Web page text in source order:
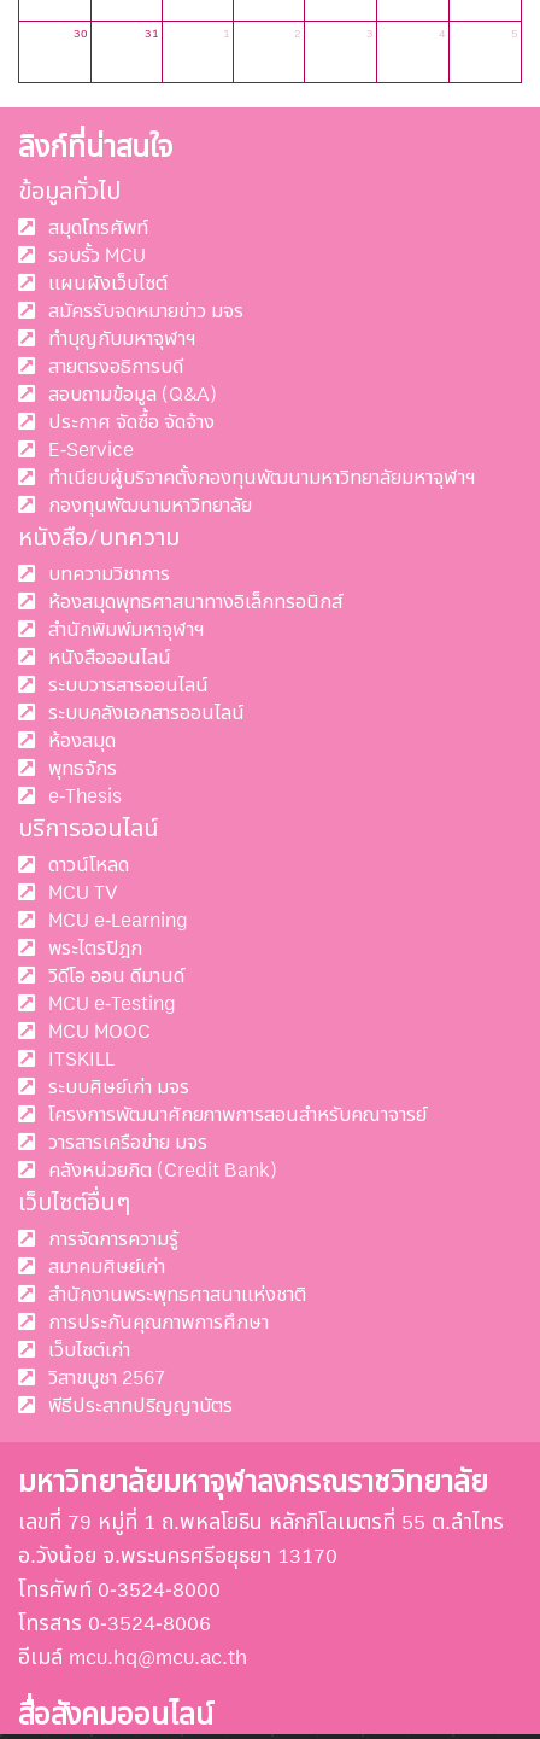
30 31 1 2 3 4 5
ลิงก์ที่น่าสนใจ
ข้อมูลทั่วไป
สมุดโทรศัพท์
รอบรั้ว MCU
แผนผังเว็บไซต์
สมัครรับจดหมายข่าว มจร
ทำบุญกับมหาจุฬาฯ
สายตรงอธิการบดี
สอบถามข้อมูล (Q&A)
ประกาศ จัดซื้อ จัดจ้าง
E-Service
ทำเนียบผู้บริจาคตั้งกองทุนพัฒนามหาวิทยาลัยมหาจุฬาฯ
กองทุนพัฒนามหาวิทยาลัย
หนังสือ/บทความ
บทความวิชาการ
ห้องสมุดพุทธศาสนาทางอิเล็กทรอนิกส์
สำนักพิมพ์มหาจุฬาฯ
หนังสือออนไลน์
ระบบวารสารออนไลน์
ระบบคลังเอกสารออนไลน์
ห้องสมุด
พุทธจักร
e-Thesis
บริการออนไลน์
ดาวน์โหลด
MCU TV
MCU e-Learning
พระไตรปิฎก
วิดีโอ ออน ดีมานด์
MCU e-Testing
MCU MOOC
ITSKILL
ระบบศิษย์เก่า มจร
โครงการพัฒนาศักยภาพการสอนสำหรับคณาจารย์
วารสารเครือข่าย มจร
คลังหน่วยกิต (Credit Bank)
เว็บไซต์อื่นๆ
การจัดการความรู้
สมาคมศิษย์เก่า
สำนักงานพระพุทธศาสนาแห่งชาติ
การประกันคุณภาพการศึกษา
เว็บไซต์เก่า
วิสาขบูชา 2567
พีธีประสาทปริญญาบัตร
มหาวิทยาลัยมหาจุฬาลงกรณราชวิทยาลัย
เลขที่ 79 หมู่ที่ 1 ถ.พหลโยธิน หลักกิโลเมตรที่ 55 ต.ลำไทร
อ.วังน้อย จ.พระนครศรีอยุธยา 13170
โทรศัพท์ 0-3524-8000
โทรสาร 0-3524-8006
อีเมล์ mcu.hq@mcu.ac.th
สื่อสังคมออนไลน์